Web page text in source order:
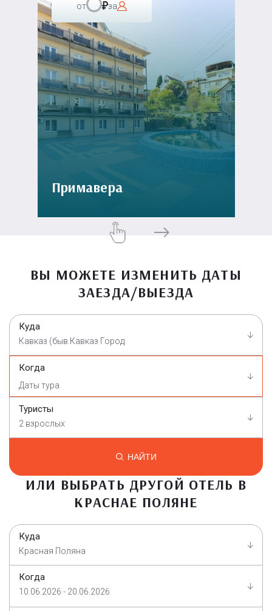
от за
Примавера
ВЫ МОЖЕТЕ ИЗМЕНИТЬ ДАТЫ
ЗАЕЗДА/ВЫЕЗДА
Куда
Кавказ (быв.Кавказ Город
Когда
Туристы
2 взрослых
НАЙТИ
ИЛИ ВЫБРАТЬ ДРУГОЙ ОТЕЛЬ В
КРАСНАЕ ПОЛЯНЕ
Куда
Красная Поляна
Когда
10.06.2026 - 20.06.2026